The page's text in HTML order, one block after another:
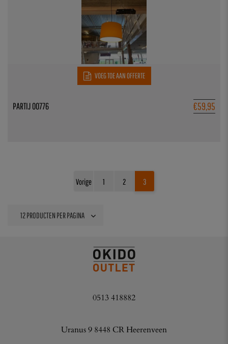
VOEG TOE AAN OFFERTE
€59,95
PARTIJ 00776
Vorige 1 2 3
0513 418882
Uranus 9 8448 CR Heerenveen